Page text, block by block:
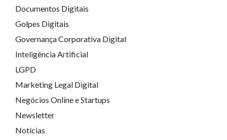
Documentos Digitais
Golpes Digitais
Governança Corporativa Digital
Inteligência Artificial
LGPD
Marketing Legal Digital
Negócios Online e Startups
Newsletter
Notícias